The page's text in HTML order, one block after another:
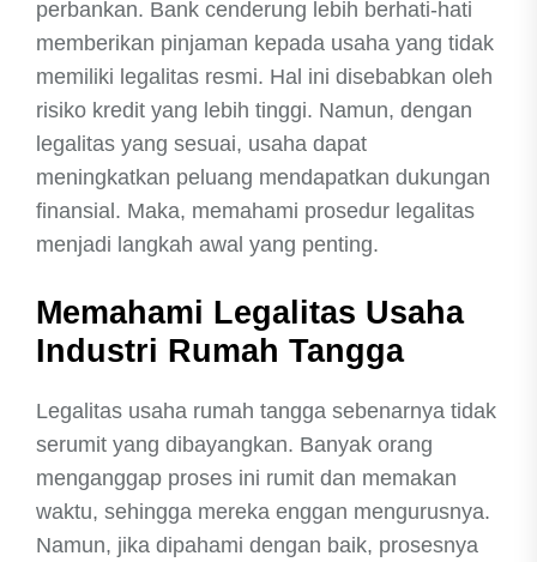
perbankan. Bank cenderung lebih berhati-hati
memberikan pinjaman kepada usaha yang tidak
memiliki legalitas resmi. Hal ini disebabkan oleh
risiko kredit yang lebih tinggi. Namun, dengan
legalitas yang sesuai, usaha dapat
meningkatkan peluang mendapatkan dukungan
finansial. Maka, memahami prosedur legalitas
menjadi langkah awal yang penting.
Memahami Legalitas Usaha
Industri Rumah Tangga
Legalitas usaha rumah tangga sebenarnya tidak
serumit yang dibayangkan. Banyak orang
menganggap proses ini rumit dan memakan
waktu, sehingga mereka enggan mengurusnya.
Namun, jika dipahami dengan baik, prosesnya